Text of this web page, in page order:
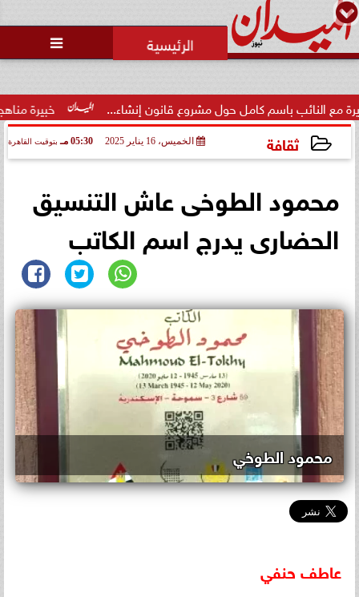

خبيرة مناهج: حداثة تخرج المعلمين مشروع قانون إنشاء...
ثقافة الخميس، 16 يناير 2025 05:30 مـ بتوقيت القاهرة
محمود الطوخى عاش التنسيق
الحضارى يدرج اسم الكاتب
محمود الطوخي
عاطف حنفي
الاتحاد العربي للتطوع يرعى
مسابقة وسام الخير